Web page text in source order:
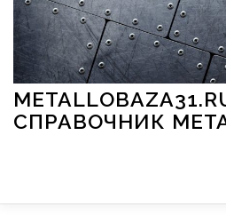
Перейти к содержимому
СПРАВОЧНИК